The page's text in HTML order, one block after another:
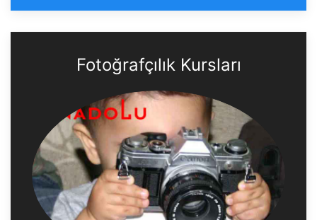
Fotoğrafçılık Kursları